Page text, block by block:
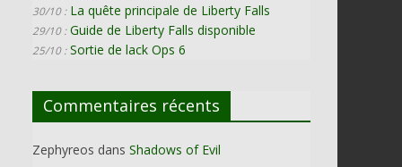
30/10 : La quête principale de Liberty Falls
29/10 : Guide de Liberty Falls disponible
25/10 : Sortie de lack Ops 6
Commentaires récents
Zephyreos dans Shadows of Evil